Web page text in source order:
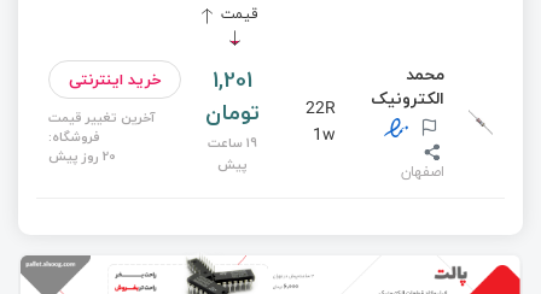
قیمت
محمد
الکترونیک
اصفهان
22R
1w
1,201
تومان
19 ساعت
پیش
خرید اینترنتی
آخرین تغییر قیمت
فروشگاه:
20 روز پیش